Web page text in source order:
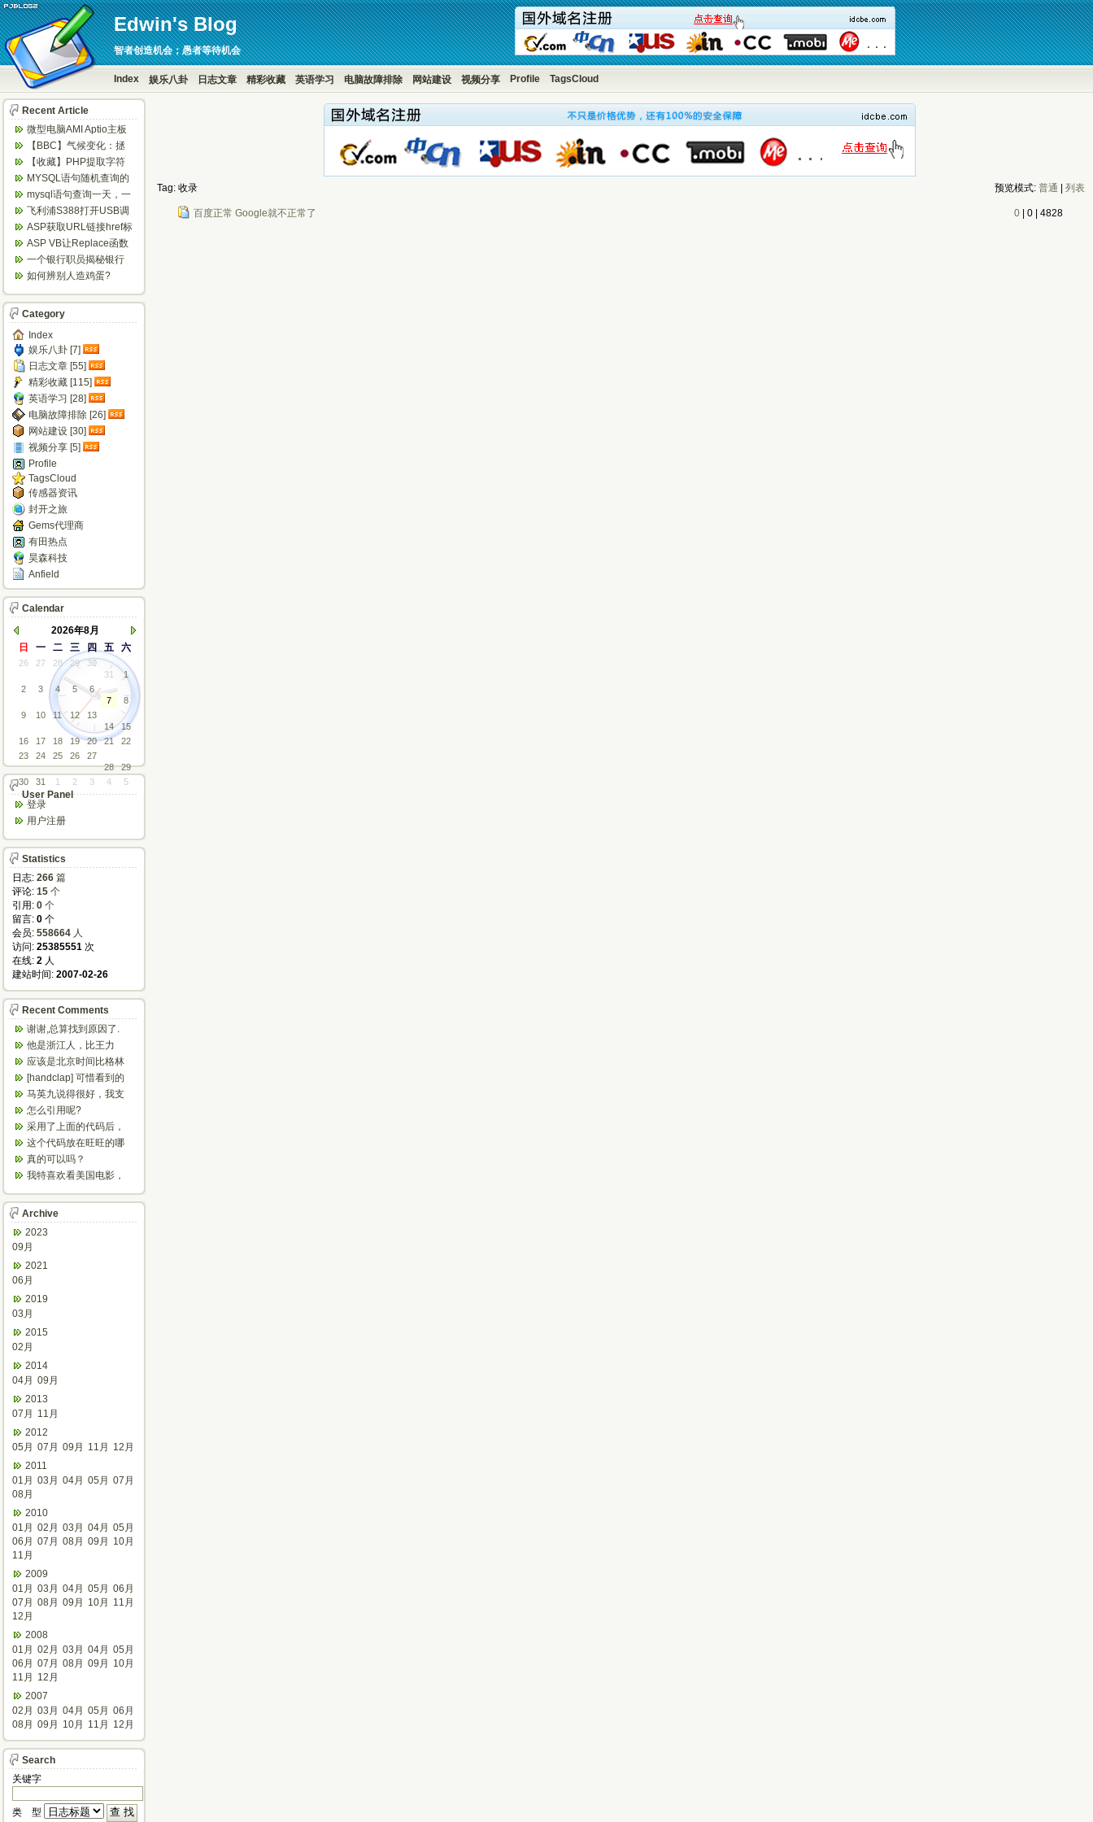
Edwin's Blog
智者创造机会；愚者等待机会
Index 娱乐八卦 日志文章 精彩收藏 英语学习 电脑故障排除 网站建设 视频分享 Profile TagsCloud
Tag: 收录 预览模式: 普通 列表
百度正常 Google就不正常了 0| 0| 4828
Recent Article
微型电脑AMI Aptio主板
BIOS设置定时开机...
【BBC】气候变化：拯
救地球，6个你意想不到
的方法...
【收藏】PHP提取字符
串中的数字
MYSQL语句随机查询的
实现方法
mysql语句查询一天，一
周等隔日数据
飞利浦S388打开USB调
试方法
ASP获取URL链接href标
签的值
ASP VB让Replace函数
替换不区分大小写 ...
一个银行职员揭秘银行
闹钱荒内幕
如何辨别人造鸡蛋?
Category
Index
娱乐八卦 [7]
日志文章 [55]
精彩收藏 [115]
英语学习 [28]
电脑故障排除 [26]
网站建设 [30]
视频分享 [5]
Profile
TagsCloud
传感器资讯
封开之旅
Gems代理商
有田热点
昊森科技
Anfield
Calendar
2026年8月
日
一 二 三 四 五 六
26 27 28 29
30
31
1
2
3 4 5
6
7
8
9
10 11 12
13
14
15
16
17 18 19 20 21
22
23
24 25 26
27
28
29
30
31 1 2 3 4 5
User Panel
登录
用户注册
Statistics
日志: 266 篇
评论: 15 个
引用: 0 个
留言: 0 个
会员: 558664 人
访问: 25385551 次
在线: 2 人
建站时间: 2007-02-26
Recent Comments
谢谢,总算找到原因了.
他是浙江人，比王力
宏、任贤齐等唱的粤语
歌好多了
应该是北京时间比格林
尼治时间早八小时
[handclap] 可惜看到的
太晚，不然可以省...
马英九说得很好，我支
持他，我已经恨大陆共
产。
怎么引用呢?
采用了上面的代码后，
怎么不停的刷新？
这个代码放在旺旺的哪
个文件里呀？
真的可以吗？
我特喜欢看美国电影，
力，加强语感...
Archive
2023
09月
2021
06月
2019
03月
2015
02月
2014
04月 09月
2013
07月
11月
2012
05月 07月 09月 11月
12月
2011
01月 03月 04月 05月 07月
08月
2010
01月 02月 03月 04月 05月
06月 07月 08月 09月
10月
11月
2009
01月 03月 04月 05月 06月
07月 08月 09月 10月
11月
12月
2008
01月 02月 03月 04月 05月
06月 07月 08月 09月
10月
11月
12月
2007
02月 03月 04月 05月 06月
08月 09月 10月 11月 12月
Search
关键字
类 型